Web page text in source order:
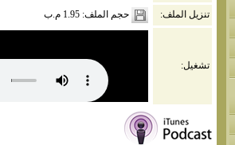
تنزيل الملف:
حجم الملف: 1.95 م.ب
تشغيل: